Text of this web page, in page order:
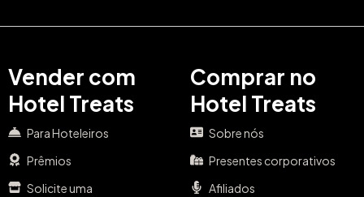
Vender com
Hotel Treats
Para Hoteleiros
Prêmios
Solicite uma
Comprar no
Hotel Treats
Sobre nós
Presentes corporativos
Afiliados